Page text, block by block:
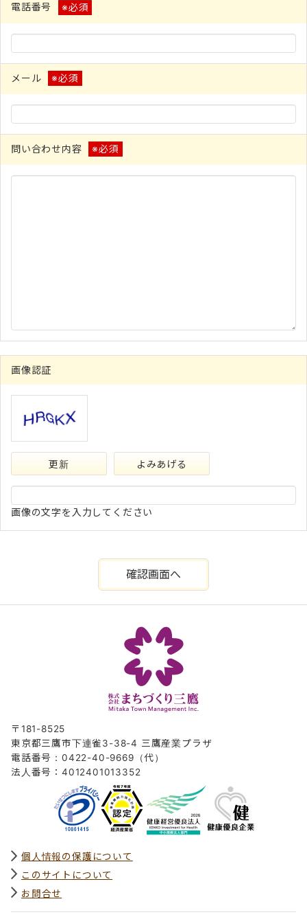
電話番号 ※必須
メール ※必須
問い合わせ内容 ※必須
画像認証
更新 よみあげる
画像の文字を入力してください
〒181-8525
東京都三鷹市下連雀3-38-4 三鷹産業プラザ
電話番号：0422-40-9669（代）
法人番号：4012401013352
個人情報の保護について
このサイトについて
お問合せ